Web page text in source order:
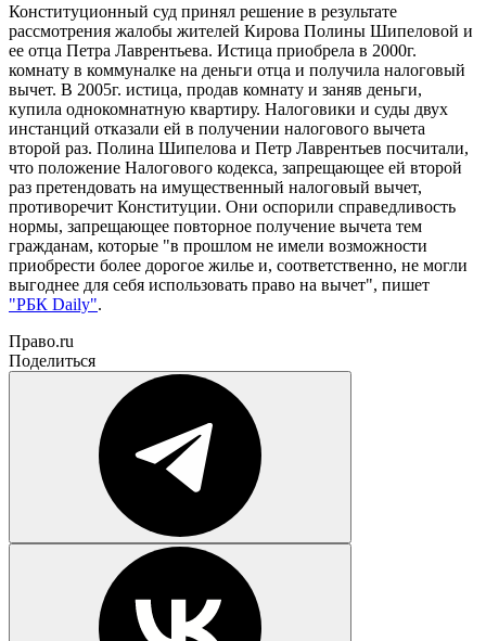
Конституционный суд принял решение в результате
рассмотрения жалобы жителей Кирова Полины Шипеловой и
ее отца Петра Лаврентьева. Истица приобрела в 2000г.
комнату в коммуналке на деньги отца и получила налоговый
вычет. В 2005г. истица, продав комнату и заняв деньги,
купила однокомнатную квартиру. Налоговики и суды двух
инстанций отказали ей в получении налогового вычета
второй раз. Полина Шипелова и Петр Лаврентьев посчитали,
что положение Налогового кодекса, запрещающее ей второй
раз претендовать на имущественный налоговый вычет,
противоречит Конституции. Они оспорили справедливость
нормы, запрещающее повторное получение вычета тем
гражданам, которые "в прошлом не имели возможности
приобрести более дорогое жилье и, соответственно, не могли
выгоднее для себя использовать право на вычет", пишет
"РБК Daily".
Право.ru
Поделиться